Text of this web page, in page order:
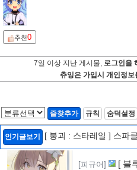
추천0
7일 이상 지난 게시물, 로그인을
츄잉은 가입시 개인정
즐찾추가 규칙 숨덕설정
인기글보기 [ 붕괴 : 스타레일 ] 스파
[피규어]
[ 블